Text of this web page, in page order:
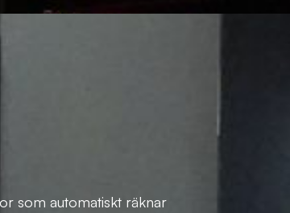
som automatiskt räknar